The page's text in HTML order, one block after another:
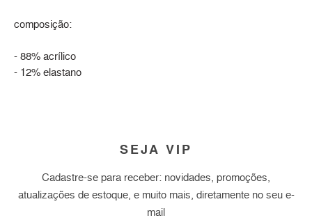
composição:
- 88% acrílico
- 12% elastano
SEJA VIP
Cadastre-se para receber: novidades, promoções,
atualizações de estoque, e muito mais, diretamente no seu e-
mail